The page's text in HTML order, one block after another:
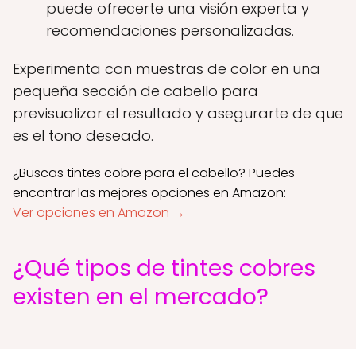
puede ofrecerte una visión experta y
recomendaciones personalizadas.
Experimenta con muestras de color en una
pequeña sección de cabello para
previsualizar el resultado y asegurarte de que
es el tono deseado.
¿Buscas tintes cobre para el cabello? Puedes
encontrar las mejores opciones en Amazon:
Ver opciones en Amazon →
¿Qué tipos de tintes cobres
existen en el mercado?